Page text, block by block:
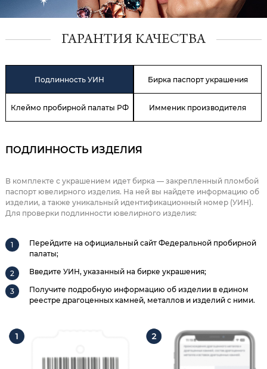
ГАРАНТИЯ КАЧЕСТВА
Подлинность УИН Бирка паспорт украшения
Клеймо пробирной палаты РФ Имменик производителя
ПОДЛИННОСТЬ ИЗДЕЛИЯ
В комплекте с украшением идет бирка — закрепленный пломбой
паспорт ювелирного изделия. На ней вы найдете информацию об
изделии, а также уникальный идентификационный номер (УИН).
Для проверки подлинности ювелирного изделия:
Перейдите на официальный сайт Федеральной пробирной
палаты;
Введите УИН, указанный на бирке украшения;
Получите подробную информацию об изделии в едином
реестре драгоценных камней, металлов и изделий с ними.